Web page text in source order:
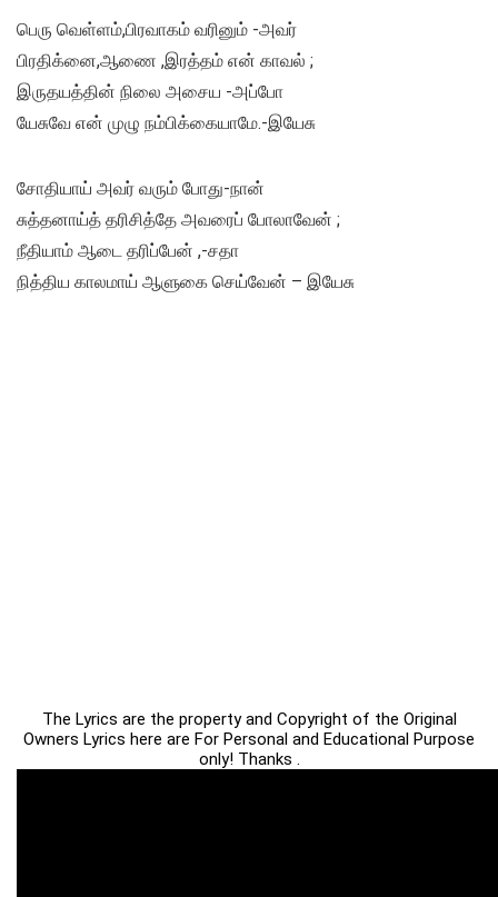
பெரு வெள்ளம்,பிரவாகம் வரினும் -அவர்
பிரதிக்னை,ஆணை ,இரத்தம் என் காவல் ;
இருதயத்தின் நிலை அசைய -அப்போ
யேசுவே என் முழு நம்பிக்கையாமே.-இயேசு
சோதியாய் அவர் வரும் போது-நான்
சுத்தனாய்த் தரிசித்தே அவரைப் போலாவேன் ;
நீதியாம் ஆடை தரிப்பேன் ,-சதா
நித்திய காலமாய் ஆளுகை செய்வேன் – இயேசு
The Lyrics are the property and Copyright of the Original
Owners Lyrics here are For Personal and Educational Purpose
only! Thanks .